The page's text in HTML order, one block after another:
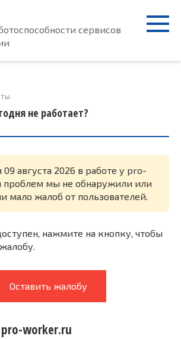
сервисов
не работает?
09 августа 2026 в работе у pro-
проблем мы не обнаружили или
мало жалоб от пользователей.
нажмите на кнопку, чтобы
Оставить жалобу
pro-worker.ru